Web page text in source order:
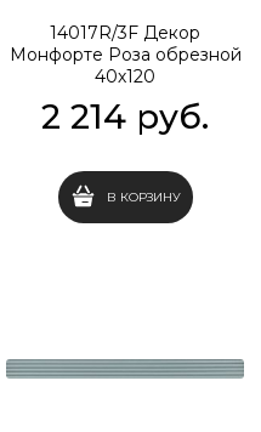
14017R/3F Декор
Монфорте Роза обрезной
40х120
2 214 руб.
В КОРЗИНУ